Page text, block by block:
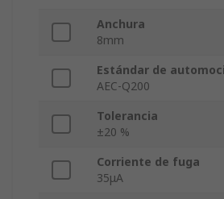
Anchura
8mm
Estándar de
AEC-Q200
Tolerancia
±20 %
Corriente de fuga
35μA